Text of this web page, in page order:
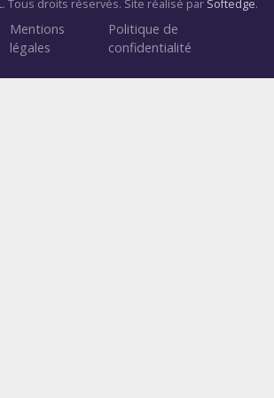
Tous droits réservés. Site réalisé par Softedge.
Mentions
légales
Politique de
confidentialité